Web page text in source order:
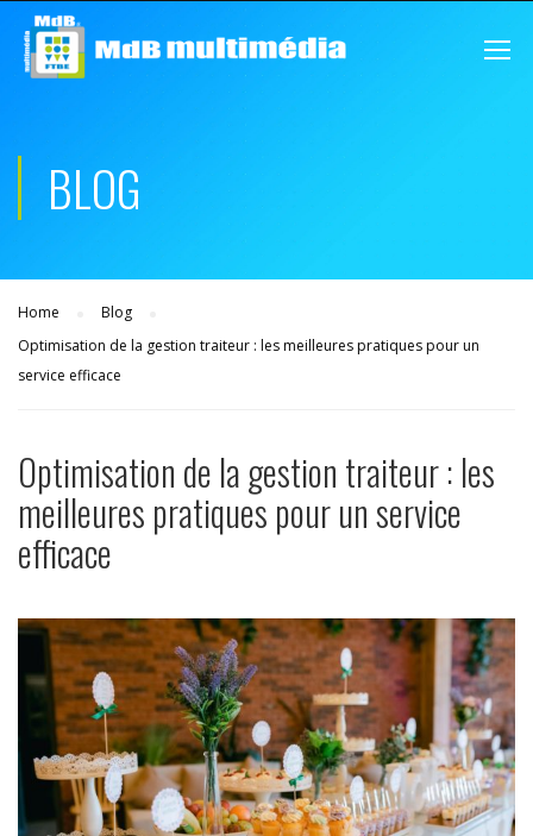
BLOG
Home
Blog
Optimisation de la gestion traiteur : les meilleures pratiques pour un
service efficace
Optimisation de la gestion traiteur : les
meilleures pratiques pour un service
efficace